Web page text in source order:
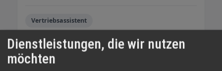
Vertriebsassistent
TEILEN
Dienstleistungen, die wir nutzen
möchten